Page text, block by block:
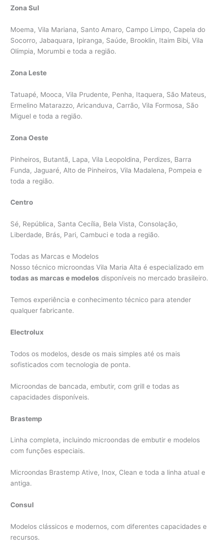
Zona Sul
Moema, Vila Mariana, Santo Amaro, Campo Limpo, Capela do
Socorro, Jabaquara, Ipiranga, Saúde, Brooklin, Itaim Bibi, Vila
Olímpia, Morumbi e toda a região.
Zona Leste
Tatuapé, Mooca, Vila Prudente, Penha, Itaquera, São Mateus,
Ermelino Matarazzo, Aricanduva, Carrão, Vila Formosa, São
Miguel e toda a região.
Zona Oeste
Pinheiros, Butantã, Lapa, Vila Leopoldina, Perdizes, Barra
Funda, Jaguaré, Alto de Pinheiros, Vila Madalena, Pompeia e
toda a região.
Centro
Sé, República, Santa Cecília, Bela Vista, Consolação,
Liberdade, Brás, Pari, Cambuci e toda a região.
Todas as Marcas e Modelos
Nosso técnico microondas Vila Maria Alta é especializado em
todas as marcas e modelos disponíveis no mercado brasileiro.
Temos experiência e conhecimento técnico para atender
qualquer fabricante.
Electrolux
Todos os modelos, desde os mais simples até os mais
sofisticados com tecnologia de ponta.
Microondas de bancada, embutir, com grill e todas as
capacidades disponíveis.
Brastemp
Linha completa, incluindo microondas de embutir e modelos
com funções especiais.
Microondas Brastemp Ative, Inox, Clean e toda a linha atual e
antiga.
Consul
Modelos clássicos e modernos, com diferentes capacidades e
recursos.